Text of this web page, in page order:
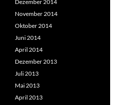
Dezember 2014
November 2014
Oktober 2014
Juni 2014
April 2014
Dezember 2013
Juli 2013
Mai 2013
April 2013